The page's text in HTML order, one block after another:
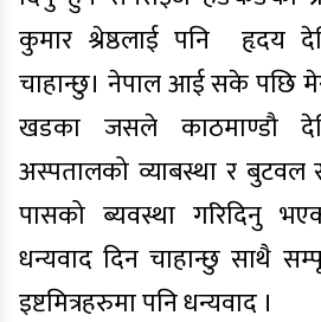
कुमार श्रेष्ठलाई पनि
हृदय
चाहान्छु। नेपाल आई सके पछि
खडका जसले काठमाण्डौ
अस्पतालको व्याबस्था र बुटवल
पासको ब्यवस्था गरिदिनु
धन्यवाद दिन चाहान्छु साथै
इष्टमित्रहरुमा पनि धन्यवाद ।